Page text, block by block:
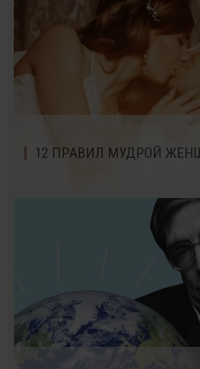
12 ПРАВИЛ МУДРОЙ